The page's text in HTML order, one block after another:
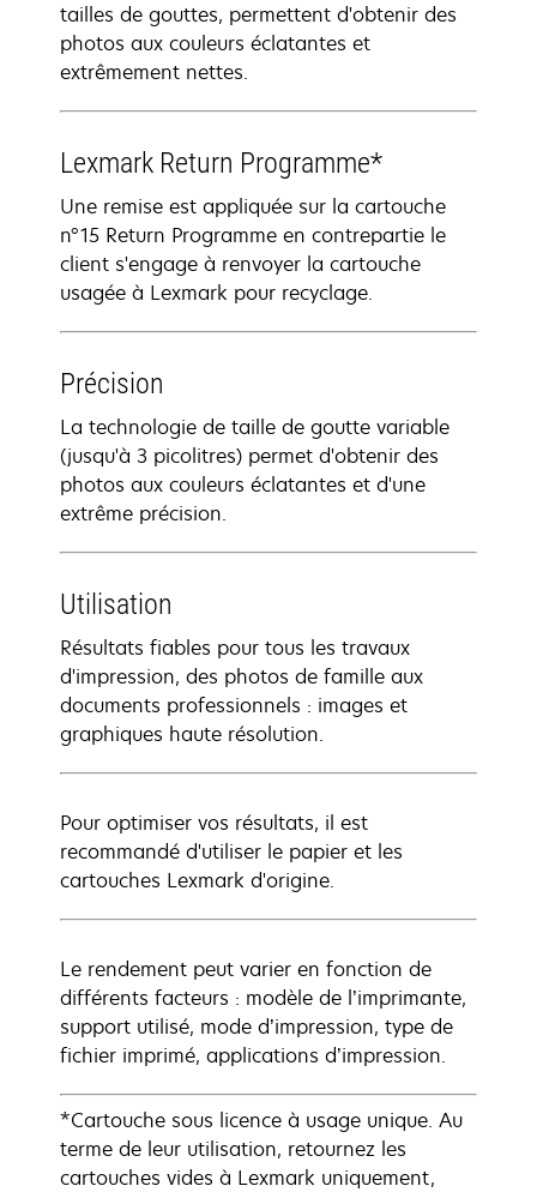
tailles de gouttes, permettent d'obtenir des
photos aux couleurs éclatantes et
extrêmement nettes.
Lexmark Return Programme*
Une remise est appliquée sur la cartouche
n°15 Return Programme en contrepartie le
client s'engage à renvoyer la cartouche
usagée à Lexmark pour recyclage.
Précision
La technologie de taille de goutte variable
(jusqu'à 3 picolitres) permet d'obtenir des
photos aux couleurs éclatantes et d'une
extrême précision.
Utilisation
Résultats fiables pour tous les travaux
d'impression, des photos de famille aux
documents professionnels : images et
graphiques haute résolution.
Pour optimiser vos résultats, il est
recommandé d'utiliser le papier et les
cartouches Lexmark d'origine.
Le rendement peut varier en fonction de
différents facteurs : modèle de l’imprimante,
support utilisé, mode d’impression, type de
fichier imprimé, applications d’impression.
*Cartouche sous licence à usage unique. Au
terme de leur utilisation, retournez les
cartouches vides à Lexmark uniquement,